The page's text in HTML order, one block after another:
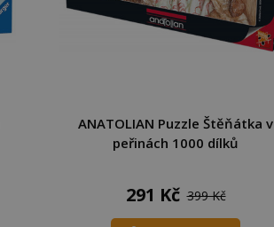
ANATOLIAN Puzzle Štěňátka v
peřinách 1000 dílků
291 Kč 399 Kč